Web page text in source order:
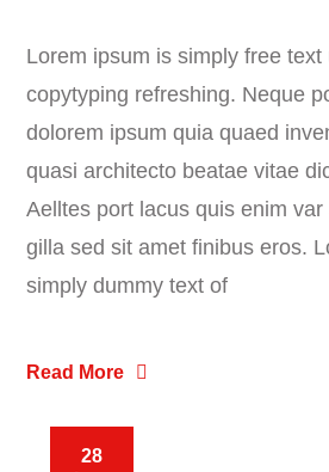
Lorem ipsum is simply free text
copytyping refreshing. Neque
dolorem ipsum quia quaed
quasi architecto beatae vitae
Aelltes port lacus quis enim
gilla sed sit amet finibus eros.
simply dummy text of
Read More
28